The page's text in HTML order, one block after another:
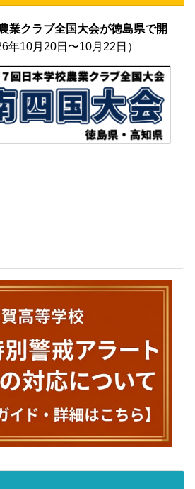
業クラブ全国大会が徳島県で開
年10月20日〜10月22日）